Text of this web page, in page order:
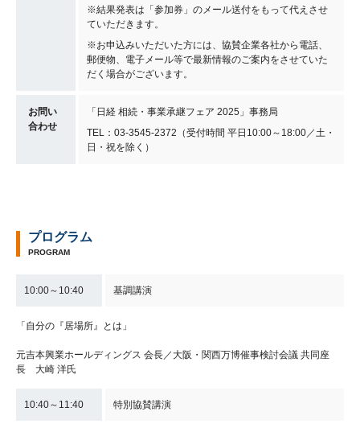
※結果発表は「参加券」のメール送付をもって代えさせ
ていただきます。
※お申込みいただいた方には、協賛企業各社から電話、
郵便物、電子メール等で最新情報のご案内をさせていた
だく場合がございます。
お問い
合わせ
「日経 相続・事業承継フェア 2025」事務局
TEL：03-3545-2372（受付時間 平日10:00～18:00／土・
日・祝を除く）
プログラム
PROGRAM
10:00～10:40 基調講演
「自分の『居場所』とは」
元吉本興業ホールディングス 会長／大阪・関西万博催事検討会議 共同座
長 大崎 洋氏
10:40～11:40 特別協賛講演